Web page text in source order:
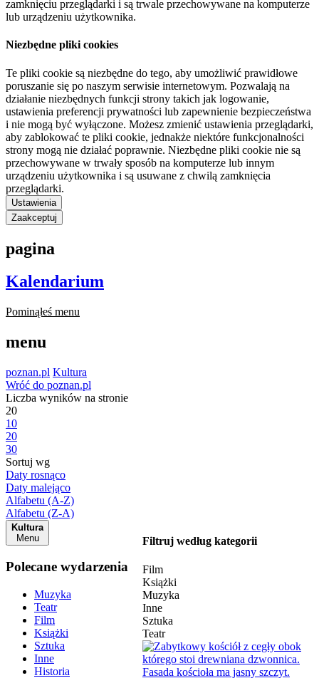
zamknięciu przeglądarki i są trwale przechowywane na komputerze
lub urządzeniu użytkownika.
Niezbędne pliki cookies
Te pliki cookie są niezbędne do tego, aby umożliwić prawidłowe
poruszanie się po naszym serwisie internetowym. Pozwalają na
działanie niezbędnych funkcji strony takich jak logowanie,
ustawienia preferencji prywatności lub zapewnienie bezpieczeństwa
i nie mogą być wyłączone. Możesz zmienić ustawienia przeglądarki,
aby zablokować te pliki cookie, jednakże niektóre funkcjonalności
strony mogą nie działać poprawnie. Niezbędne pliki cookie nie są
przechowywane w trwały sposób na komputerze lub innym
urządzeniu użytkownika i są usuwane z chwilą zamknięcia
przeglądarki.
Ustawienia
Zaakceptuj
pagina
Kalendarium
Pominąłeś menu
menu
poznan.pl Kultura
Wróć do poznan.pl
Liczba wyników na stronie
20
10
20
30
Sortuj wg
Daty rosnąco
Daty malejąco
Alfabetu (A-Z)
Alfabetu (Z-A)
Kultura
Menu
Polecane wydarzenia
Muzyka
Teatr
Film
Książki
Sztuka
Inne
Historia
Filtruj według kategorii
Film
Książki
Muzyka
Inne
Sztuka
Teatr